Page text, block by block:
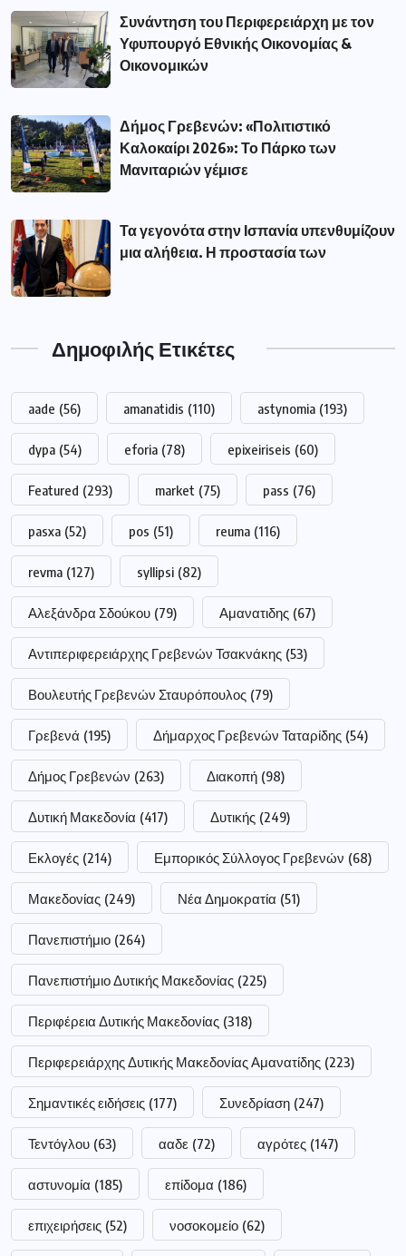
Συνάντηση του Περιφερειάρχη με τον
Υφυπουργό Εθνικής Οικονομίας &
Οικονομικών
Δήμος Γρεβενών: «Πολιτιστικό
Καλοκαίρι 2026»: Το Πάρκο των
Μανιταριών γέμισε
Τα γεγονότα στην Ισπανία υπενθυμίζουν
μια αλήθεια. Η προστασία των
Δημοφιλής Ετικέτες
aade (56) amanatidis (110) astynomia (193)
dypa (54) eforia (78) epixeiriseis (60)
Featured (293) market (75) pass (76)
pasxa (52) pos (51) reuma (116)
revma (127) syllipsi (82)
Αλεξάνδρα Σδούκου (79) Αμανατιδης (67)
Αντιπεριφερειάρχης Γρεβενών Τσακνάκης (53)
Βουλευτής Γρεβενών Σταυρόπουλος (79)
Γρεβενά (195) Δήμαρχος Γρεβενών Ταταρίδης (54)
Δήμος Γρεβενών (263) Διακοπή (98)
Δυτική Μακεδονία (417) Δυτικής (249)
Εκλογές (214) Εμπορικός Σύλλογος Γρεβενών (68)
Μακεδονίας (249) Νέα Δημοκρατία (51)
Πανεπιστήμιο (264)
Πανεπιστήμιο Δυτικής Μακεδονίας (225)
Περιφέρεια Δυτικής Μακεδονίας (318)
Περιφερειάρχης Δυτικής Μακεδονίας Αμανατίδης (223)
Σημαντικές ειδήσεις (177) Συνεδρίαση (247)
Τεντόγλου (63) ααδε (72) αγρότες (147)
αστυνομία (185) επίδομα (186)
επιχειρήσεις (52) νοσοκομείο (62)